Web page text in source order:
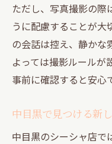
ただし、写真撮影の際
うに配慮することが大
の会話は控え、静かな
よっては撮影ルールが
事前に確認すると安心
中目黒で見つける新
中目黒のシーシャ店で